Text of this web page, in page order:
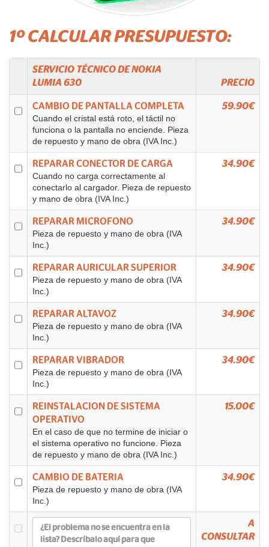
1º CALCULAR PRESUPUESTO:
SERVICIO TÉCNICO DENOKIA
LUMIA 630
PRECIO
CAMBIO DE PANTALLA COMPLETA
Cuando el cristal está roto, el táctil no
funciona o la pantalla no enciende. Pieza
de repuesto y mano de obra (IVA Inc.)
59.90€
REPARAR CONECTOR DE CARGA
Cuando no carga correctamente al
conectarlo al cargador. Pieza de repuesto
y mano de obra (IVA Inc.)
34.90€
REPARAR MICROFONO
Pieza de repuesto y mano de obra (IVA
Inc.)
34.90€
REPARAR AURICULAR SUPERIOR
Pieza de repuesto y mano de obra (IVA
Inc.)
34.90€
REPARAR ALTAVOZ
Pieza de repuesto y mano de obra (IVA
Inc.)
34.90€
REPARAR VIBRADOR
Pieza de repuesto y mano de obra (IVA
Inc.)
34.90€
REINSTALACION DE SISTEMA
OPERATIVO
En el caso de que no termine de iniciar o
el sistema operativo no funcione. Pieza
de repuesto y mano de obra (IVA Inc.)
15.00€
CAMBIO DE BATERIA
Pieza de repuesto y mano de obra (IVA
Inc.)
34.90€
A
CONSULTAR